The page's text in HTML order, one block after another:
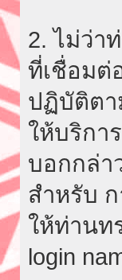
2. ไม่ว่า
ที่เชื่อมต่
ปฏิบัติตา
ให้บริกา
บอกกล่า
สำหรับ
ให้ท่านท
login